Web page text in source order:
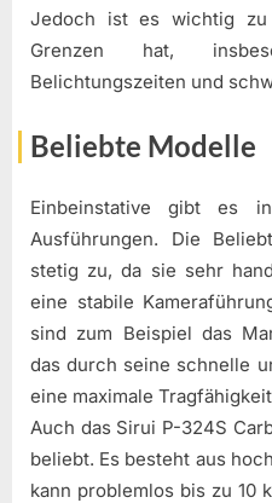
Jedoch ist es wichtig zu
Grenzen hat,
Belichtungszeiten und
Beliebte Modelle
Einbeinstative gibt es
Ausführungen. Die
stetig zu, da sie sehr
eine stabile
sind zum Beispiel das
das durch seine schnelle
eine maximale
Auch das Sirui P-324S
beliebt. Es besteht aus
kann problemlos bis zu 10